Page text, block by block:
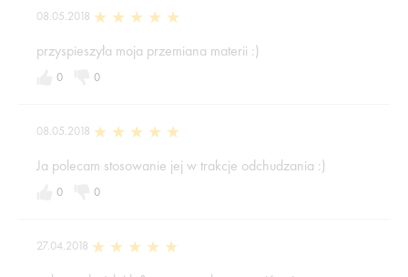
08.05.2018
przyspieszyła moja przemiana materii :)
0 0
08.05.2018
Ja polecam stosowanie jej w trakcje odchudzania :)
0 0
27.04.2018